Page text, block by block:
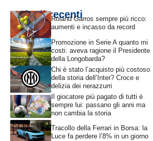
Articoli recentiRoland Garros sempre più ricco:
aumenti e incasso da record
Promozione in Serie A quanto mi
costi: aveva ragione il Presidente
della Longobarda?
Chi è stato l’acquisto più costoso
della storia dell’Inter? Croce e
delizia dei nerazzurri
Il giocatore più pagato di tutti è
sempre lui: passano gli anni ma
non cambia la storia
Tracollo della Ferrari in Borsa: la
Luce fa perdere l’8% in un giorno